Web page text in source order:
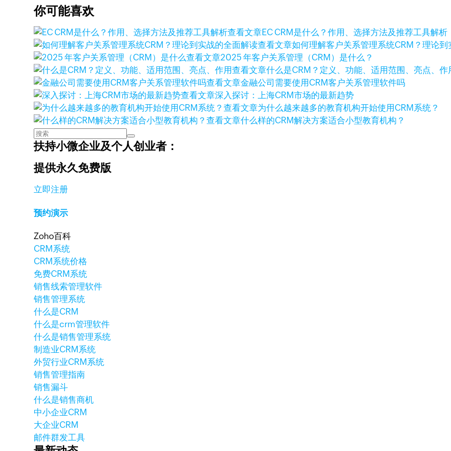
你可能喜欢
查看文章EC CRM是什么？作用、选择方法及推荐工具解析
查看文章如何理解客户关系管理系统CRM？理论
查看文章2025 年客户关系管理（CRM）是什么？
查看文章什么是CRM？定义、功能、适用范围、亮点、作
查看文章金融公司需要使用CRM客户关系管理软件吗
查看文章深入探讨：上海CRM市场的最新趋势
查看文章为什么越来越多的教育机构开始使用CRM系统？
查看文章什么样的CRM解决方案适合小型教育机构？
扶持小微企业及个人创业者：
提供永久免费版
立即注册
预约演示
Zoho百科
CRM系统
CRM系统价格
免费CRM系统
销售线索管理软件
销售管理系统
什么是CRM
什么是crm管理软件
什么是销售管理系统
制造业CRM系统
外贸行业CRM系统
销售管理指南
销售漏斗
什么是销售商机
中小企业CRM
大企业CRM
邮件群发工具